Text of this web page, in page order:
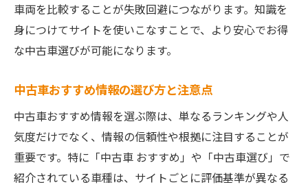
車両を比較することが失敗回避につながります。知識を
身につけてサイトを使いこなすことで、より安心でお得
な中古車選びが可能になります。
中古車おすすめ情報の選び方と注意点
中古車おすすめ情報を選ぶ際は、単なるランキングや人
気度だけでなく、情報の信頼性や根拠に注目することが
重要です。特に「中古車 おすすめ」や「中古車選び」で
紹介されている車種は、サイトごとに評価基準が異なる